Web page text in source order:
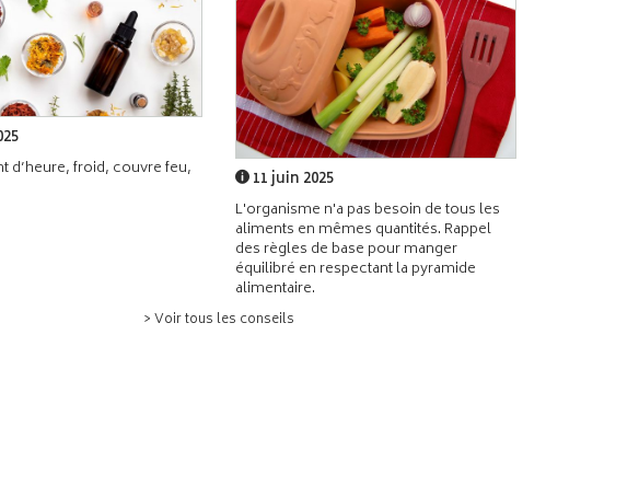
d’heure, froid, couvre feu,
11 juin 2025
L'organisme n'a pas besoin de tous les
aliments en mêmes quantités. Rappel
des règles de base pour manger
équilibré en respectant la pyramide
alimentaire.
> Voir tous les conseils